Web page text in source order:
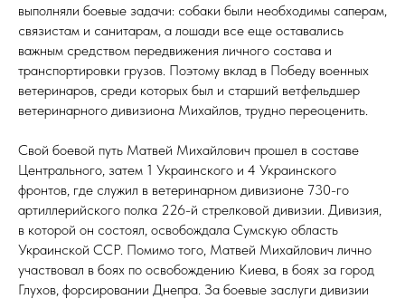
выполняли боевые задачи: собаки были необходимы саперам,
связистам и санитарам, а лошади все еще оставались
важным средством передвижения личного состава и
транспортировки грузов. Поэтому вклад в Победу военных
ветеринаров, среди которых был и старший ветфельдшер
ветеринарного дивизиона Михайлов, трудно переоценить.
Свой боевой путь Матвей Михайлович прошел в составе
Центрального, затем 1 Украинского и 4 Украинского
фронтов, где служил в ветеринарном дивизионе 730-го
артиллерийского полка 226-й стрелковой дивизии. Дивизия,
в которой он состоял, освобождала Сумскую область
Украинской ССР. Помимо того, Матвей Михайлович лично
участвовал в боях по освобождению Киева, в боях за город
Глухов, форсировании Днепра. За боевые заслуги дивизии